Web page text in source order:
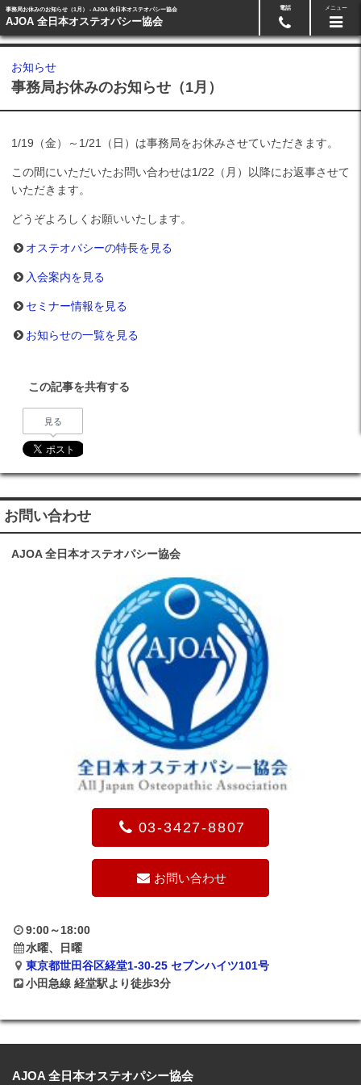
事務局お休みのお知らせ（1月） - AJOA 全日本オステオパシー協会
AJOA 全日本オステオパシー協会
電話 メニュー
お知らせ
事務局お休みのお知らせ（1月）
1/19（金）～1/21（日）は事務局をお休みさせていただきます。
この間にいただいたお問い合わせは1/22（月）以降にお返事させて
いただきます。
どうぞよろしくお願いいたします。
オステオパシーの特長を見る
入会案内を見る
セミナー情報を見る
お知らせの一覧を見る
この記事を共有する
見る
お問い合わせ
AJOA 全日本オステオパシー協会
03-3427-8807
お問い合わせ
9:00～18:00
水曜、日曜
東京都世田谷区経堂1-30-25 セブンハイツ101号
小田急線 経堂駅より徒歩3分
AJOA 全日本オステオパシー協会